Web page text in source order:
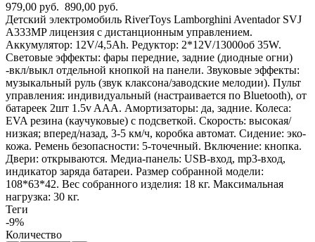
979,00 руб. 890,00 руб.
Детский электромобиль RiverToys Lamborghini Aventador SVJ
A333MP лицензия с дистанционным управлением.
Аккумулятор: 12V/4,5Ah. Редуктор: 2*12V/13000об 35W.
Световые эффекты: фары передние, задние (диодные огни)
-вкл/выкл отдельной кнопкой на панели. Звуковые эффекты:
музыкальный руль (звук клаксона/заводские мелодии). Пульт
управления: индивидуальный (настраивается по Bluetooth), от
батареек 2шт 1.5v AAA. Амортизаторы: да, задние. Колеса:
EVA резина (каучуковые) с подсветкой. Скорость: высокая/
низкая; вперед/назад, 3-5 км/ч, коробка автомат. Сидение: эко-
кожа. Ремень безопасности: 5-точечный. Включение: кнопка.
Двери: открываются. Медиа-панель: USB-вход, mp3-вход,
индикатор заряда батареи. Размер собранной модели:
108*63*42. Вес собранного изделия: 18 кг. Максимальная
нагрузка: 30 кг.
Теги
-9%
Количество